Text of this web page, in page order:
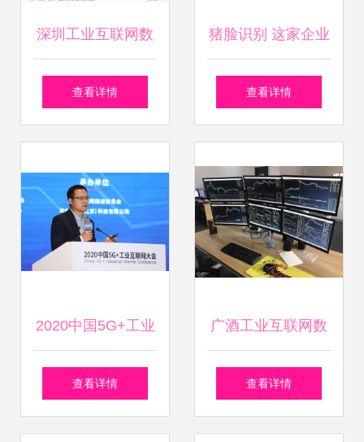
深圳工业互联网数
据服务领域 测试人
企业盘点
查看详情
猪脸识别 这家企业
如何以工业互联网
智能化落地
查看详情
2020中国5G+工业
互联网大会 产融合
查看详情
广酒工业互联网数
据服务 酿造行业数
查看详情